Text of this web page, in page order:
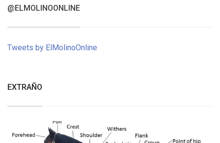
@ELMOLINOONLINE
Tweets by ElMolinoOnline
EXTRAÑO